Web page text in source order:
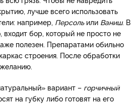
лучше всего использовать
например, Персоль или Ваниш. В
входит бор, который не просто не
полезен. Препаратами обильно
строения. После обработки
вариант – горчичный
на губку либо готовят на его